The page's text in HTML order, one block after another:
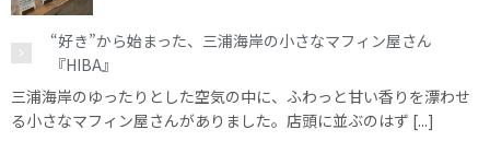
“好き”から始まった、三浦海岸の小さなマフィン屋さん
『HIBA』
三浦海岸のゆったりとした空気の中に、ふわっと甘い香りを漂わせ
る小さなマフィン屋さんがありました。店頭に並ぶのはず [...]